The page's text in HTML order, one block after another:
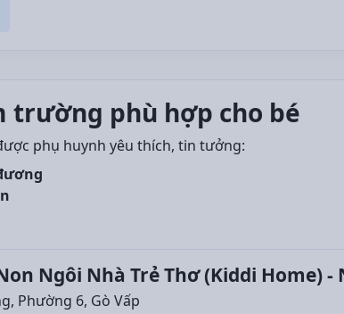
trường phù hợp cho bé
phụ huynh yêu thích, tin tưởng:
Ngôi Nhà Trẻ Thơ (Kiddi Home) -
Phường 6, Gò Vấp